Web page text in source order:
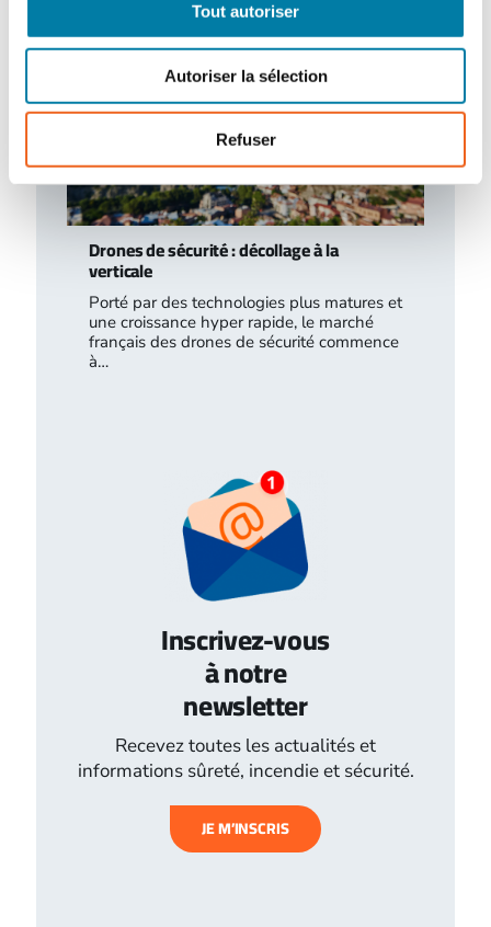
Tout autoriser
Autoriser la sélection
Refuser
Drones de sécurité : décollage à la
verticale
Porté par des technologies plus matures et
une croissance hyper rapide, le marché
français des drones de sécurité commence
à…
Inscrivez-vous
à notre
newsletter
Recevez toutes les actualités et
informations sûreté, incendie et sécurité.
JE M’INSCRIS